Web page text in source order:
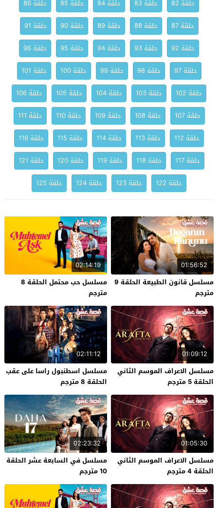
حلقة 82 حلقة 83 حلقة 84 حلقة 85
حلقة 86
حلقة 87
حلقة 88 حلقة 89 حلقة 90
حلقة 91
حلقة 92
حلقة 93 حلقة 94 حلقة 95
حلقة 96
حلقة 97
حلقة 98 حلقة 99 حلقة 100
حلقة 101
حلقة 102
حلقة 103 حلقة 104 حلقة 105
حلقة 106
حلقة 107
حلقة 108 حلقة 109 حلقة 110
حلقة 111
حلقة 112
حلقة 113 حلقة 114 حلقة 115
حلقة 116
حلقة 117
حلقة 118 حلقة 119 حلقة 120
حلقة 121
حلقة 122
حلقة 123 حلقة 124 حلقة 125
01:56:52
مسلسل قانون الطبيعة الحلقة 9
مترجم
02:14:19
مسلسل حب محتمل الحلقة 8
مترجم
01:09:12
مسلسل الاعراف الموسم الثاني
الحلقة 5 مترجم
02:11:12
مسلسل اسطنبول راسا على عقب
الحلقة 8 مترجم
01:05:30
مسلسل الاعراف الموسم الثاني
الحلقة 4 مترجم
02:23:32
مسلسل في السابعة عشر الحلقة
10 مترجم